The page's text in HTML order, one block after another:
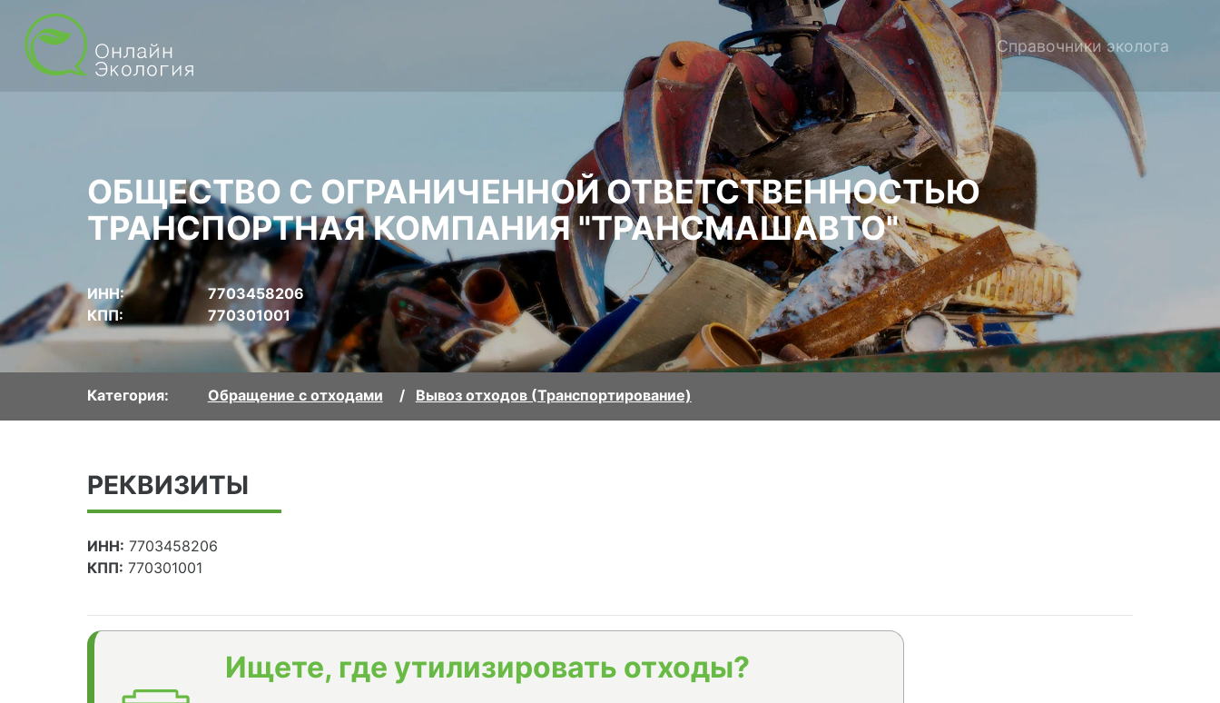
Справочники эколога
ОБЩЕСТВО С ОГРАНИЧЕННОЙ ОТВЕТСТВЕННОСТЬЮ
ТРАНСПОРТНАЯ КОМПАНИЯ "ТРАНСМАШАВТО"
ИНН:
7703458206
КПП:
770301001
Категория: Обращение с отходами Вывоз отходов (Транспортирование)
РЕКВИЗИТЫ
ИНН: 7703458206
КПП: 770301001
Ищете, где утилизировать отходы?